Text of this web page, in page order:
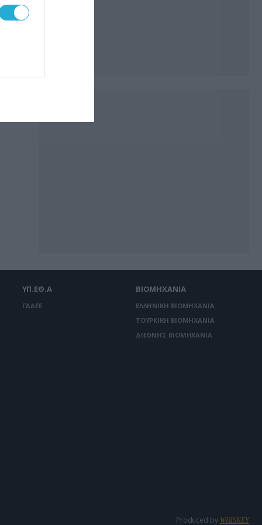
ΥΠ.ΕΘ.Α
ΓΔΑΕΕ
ΒΙΟΜΗΧΑΝΙΑ
ΕΛΛΗΝΙΚΗ ΒΙΟΜΗΧΑΝΙΑ
ΤΟΥΡΚΙΚΗ ΒΙΟΜΗΧΑΝΙΑ
ΔΙΕΘΝΗΣ ΒΙΟΜΗΧΑΝΙΑ
Produced by WHISKEY